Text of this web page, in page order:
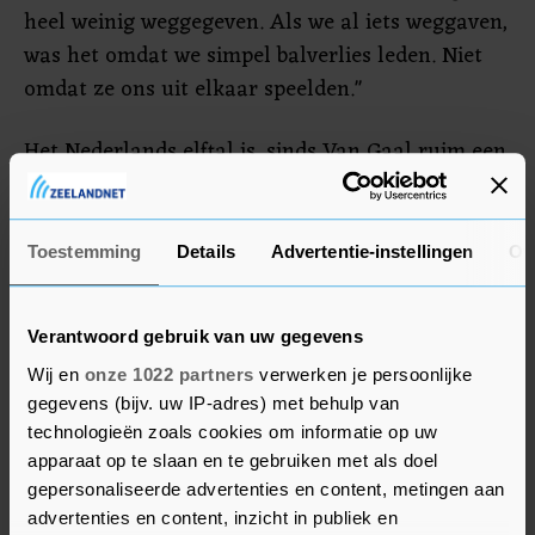
Toestemming Details Advertentie-instellingen
Verantwoord gebruik van uw gegevens
Wij en onze 1022 partners verwerken je persoonlijke
gegevens (bijv. uw IP-adres) met behulp van
technologieën zoals cookies om informatie op uw
apparaat op te slaan en te gebruiken met als doel
gepersonaliseerde advertenties en content, metingen aan
advertenties en content, inzicht in publiek en
heel weinig weggegeven. Als we al iets weggaven,
was het omdat we simpel balverlies leden. Niet
omdat ze ons uit elkaar speelden."
Het Nederlands elftal is, sinds Van Gaal ruim een
jaar geleden aan zijn derde periode als
bondscoach begon, nog ongeslagen. Oranje won
tien keer en speelde vier keer gelijk. De laatste
test voordat het WK over een kleine twee
tegen België. Bij een gelijkspel of geen al te ruime
nederlaag, is Nederland zeker van groepswinst
en deelname aan de finaleronde van de Nations
League volgend jaar juni.